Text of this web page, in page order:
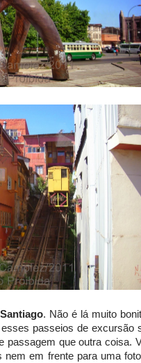
Santiago. Não é lá muito
passeios de excursão
passagem que outra coisa.
em frente para uma